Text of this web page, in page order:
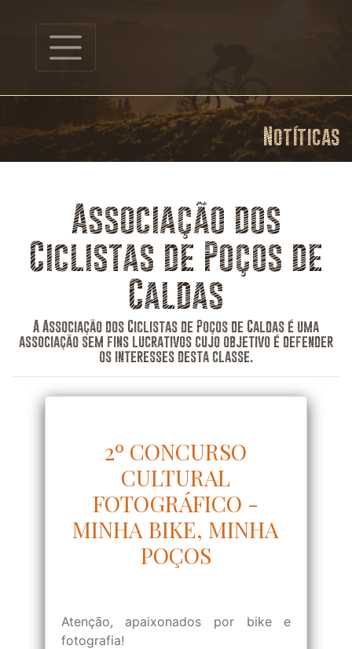
Notíticas
Associação dos
Ciclistas de Poços de
Caldas
A Associação dos Ciclistas de Poços de Caldas é uma
associação sem fins lucrativos cujo objetivo é defender
os interesses desta classe.
2º CONCURSO
CULTURAL
FOTOGRÁFICO -
MINHA BIKE, MINHA
POÇOS
Atenção, apaixonados por bike e
fotografia!